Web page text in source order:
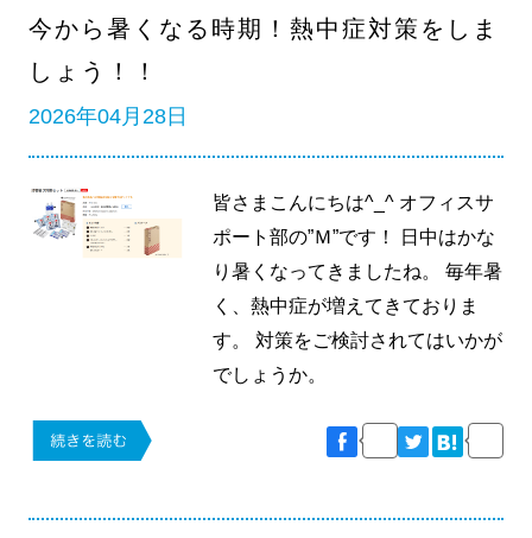
今から暑くなる時期！熱中症対策をしま
しょう！！
2026年04月28日
皆さまこんにちは^_^ オフィスサ
ポート部の”Ｍ”です！ 日中はかな
り暑くなってきましたね。 毎年暑
く、熱中症が増えてきておりま
す。 対策をご検討されてはいかが
でしょうか。